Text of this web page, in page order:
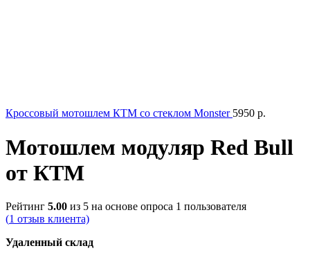
Кроссовый мотошлем КТМ со стеклом Monster 5950 р.
Мотошлем модуляр Red Bull
от КТМ
Рейтинг 5.00 из 5 на основе опроса 1 пользователя
(1 отзыв клиента)
Удаленный склад